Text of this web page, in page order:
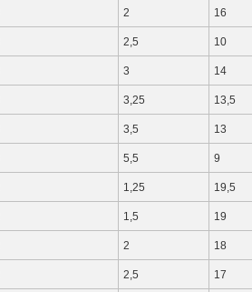
2 16
2,5 10
3 14
3,25 13,5
3,5 13
5,5 9
1,25 19,5
1,5 19
2 18
2,5 17